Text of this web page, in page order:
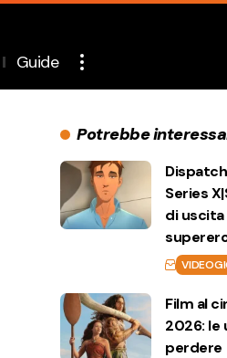
Guide
Potrebbe
Series
di
Film al
2026: le
perdere